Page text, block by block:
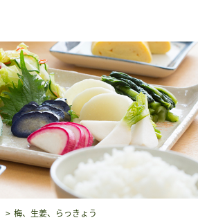
企業・採用情報 社会貢献 品質保証
梅、生姜、らっきょう